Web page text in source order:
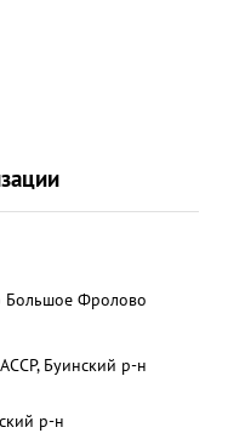
Большое Фролово
Буинский р-н
р-н